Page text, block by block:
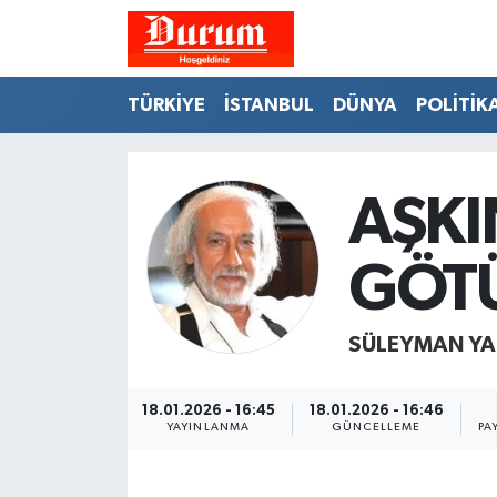
TÜRKİYE İSTANBUL DÜNYA
SÜLEYMAN
18.01.2026 - 16:45
YAYINLANMA
18.01.2026 - 16:46
GÜNCELLEME
Namaz Vakitleri
Trafik Durumu
Süper Lig Puan Durumu ve Fikstür
Son Dakika Haberleri